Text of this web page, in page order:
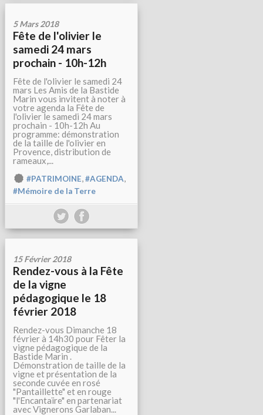
5 Mars 2018
Fête de l'olivier le
samedi 24 mars
prochain - 10h-12h
Fête de l'olivier le samedi 24
mars Les Amis de la Bastide
Marin vous invitent à noter à
votre agenda la Fête de
l'olivier le samedi 24 mars
prochain - 10h-12h Au
programme: démonstration
de la taille de l'olivier en
Provence, distribution de
rameaux,...
#PATRIMOINE,#AGENDA,
#Mémoire de la Terre
15 Février 2018
Rendez-vous à la Fête
de la vigne
pédagogique le 18
février 2018
Rendez-vous Dimanche 18
février à 14h30 pour Fêter la
vigne pédagogique de la
Bastide Marin .
Démonstration de taille de la
vigne et présentation de la
seconde cuvée en rosé
"Pantaillette" et en rouge
"l'Encantaïre" en partenariat
avec Vignerons Garlaban...